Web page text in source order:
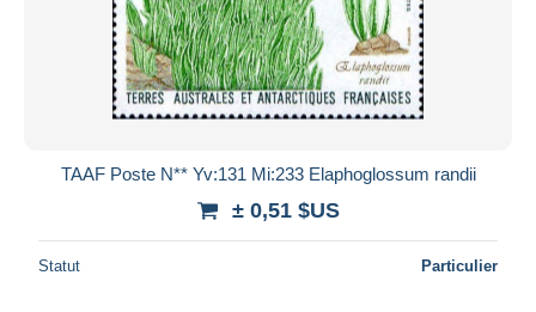
TAAF Poste N** Yv:131 Mi:233 Elaphoglossum randii
± 0,51 $US
Statut Particulier